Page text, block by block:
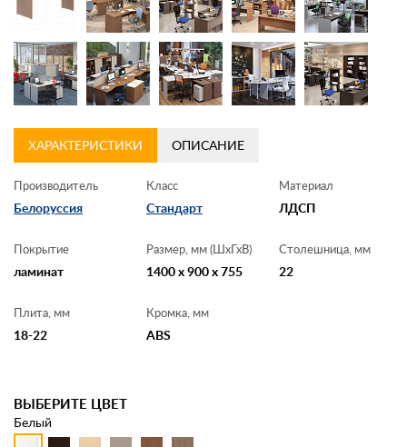
ХАРАКТЕРИСТИКИ ОПИСАНИЕ
Производитель
Белоруссия
Класс
Стандарт
Материал
ЛДСП
Покрытие
ламинат
Размер, мм (ШхГхВ)
1400 x 900 x 755
Столешница, мм
22
Плита, мм
18-22
Кромка, мм
ABS
ВЫБЕРИТЕ ЦВЕТ
Белый